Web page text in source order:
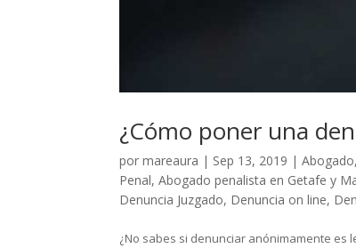
¿Cómo poner una
pormareaura | Sep 13, 2019 |Abogado
Penal,Abogado penalista en Getafe y
Denuncia Juzgado, Denuncia on line,
¿No sabes si denunciar anónimamente es